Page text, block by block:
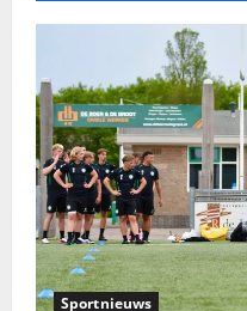
t
n
a
v
i
g
Sportnieuws